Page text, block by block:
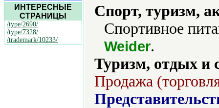
ИНТЕРЕСНЫЕ
СТРАНИЦЫ
/type/2690/
/type/7328/
/trademark/10233/
Спорт, туризм,
Спортивное
Weider.
Туризм, отдых и
Продажа